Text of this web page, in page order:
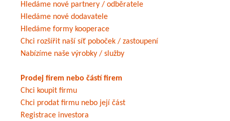
Hledáme nové partnery / odběratele
Hledáme nové dodavatele
Hledáme formy kooperace
Chci rozšířit naší síť poboček / zastoupení
Nabízíme naše výrobky / služby
Prodej firem nebo částí firem
Chci koupit firmu
Chci prodat firmu nebo její část
Registrace investora